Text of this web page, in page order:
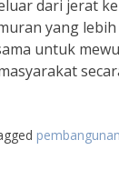
dari jerat
yang
untuk